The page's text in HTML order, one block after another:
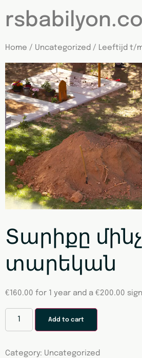
Home / Uncategorized / Leeftijd t/
Տարիքը
տարեկան
€160.00 for 1 year and a €200.00
Add to cart
Category: Uncategorized